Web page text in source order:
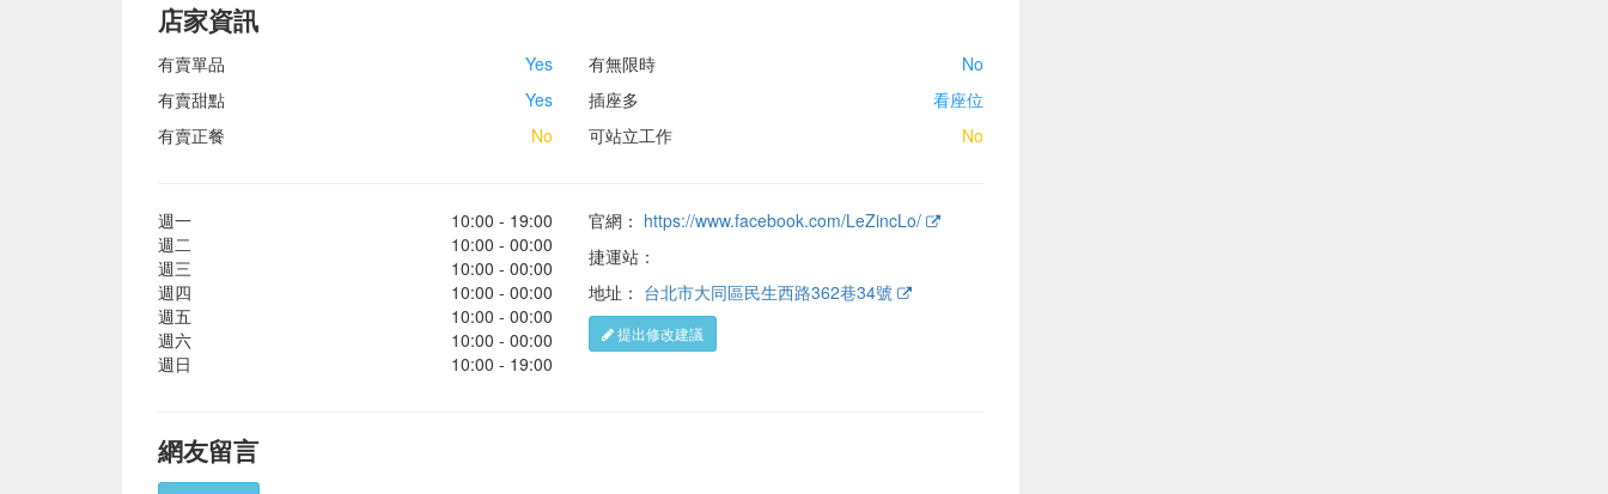
店家資訊
有賣單品
Yes
有賣甜點
Yes
有賣正餐
No
有無限時
No
插座多
看座位
可站立工作
No
週一
10:00 - 19:00
週二
10:00 - 00:00
週三
10:00 - 00:00
週四
10:00 - 00:00
週五
10:00 - 00:00
週六
10:00 - 00:00
週日
10:00 - 19:00
官網： https://www.facebook.com/LeZincLo/
捷運站：
地址： 台北市大同區民生西路362巷34號
提出修改建議
網友留言